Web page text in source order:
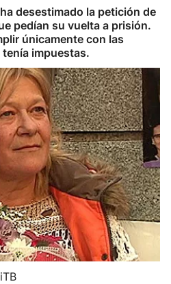
desestimado la petición de
pedían su vuelta a prisión.
únicamente con las
impuestas.